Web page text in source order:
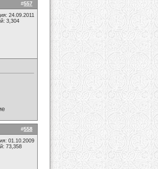
#557
24.09.2011
3,304
#558
01.10.2009
73,358